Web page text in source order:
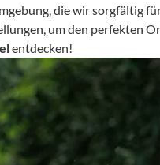
die wir sorgfältig
um den perfekten
entdecken!